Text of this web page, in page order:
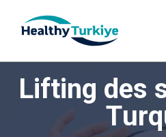
p
Lifting des